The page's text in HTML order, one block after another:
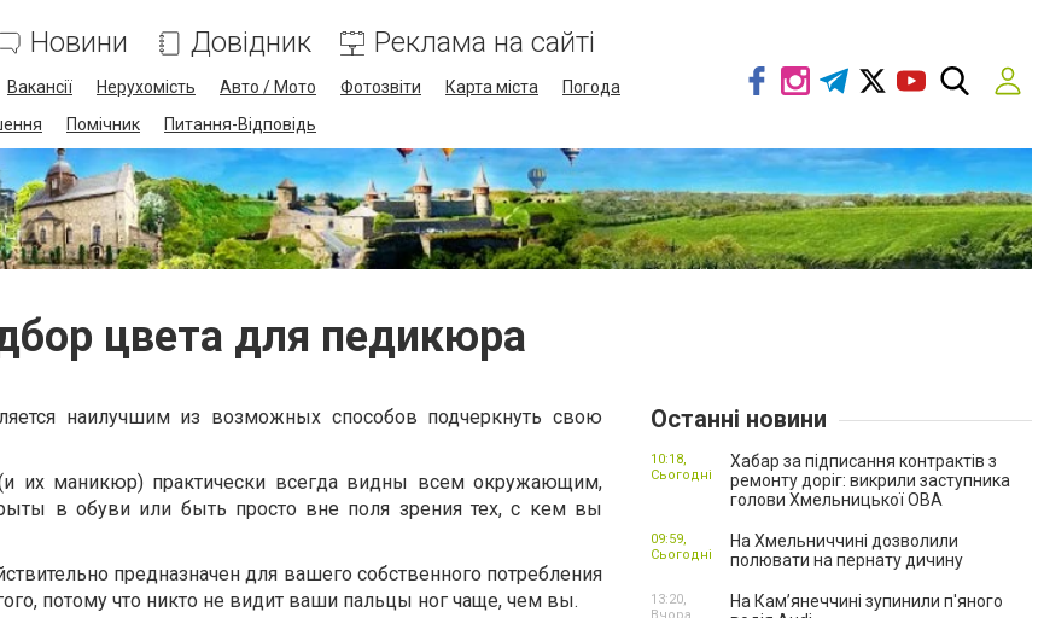
Новини Довідник Реклама на сайті
Вакансії Нерухомість Авто / Мото Фотозвіти Карта міста
Погода
Помічник Питання-Відповідь
цвета для педикюра
наилучшим из возможных способов подчеркнуть свою
их маникюр) практически всегда видны всем окружающим,
в обуви или быть просто вне поля зрения тех, с кем вы
предназначен для вашего собственного потребления
потому что никто не видит ваши пальцы ног чаще, чем вы.
Останні новини
Хабар за підписання контрактів з
ремонту доріг: викрили заступника
голови Хмельницької ОВА
10:18,
Сьогодні
На Хмельниччині дозволили
полювати на пернату дичину
09:59,
Сьогодні
На Камʼянеччині зупинили п'яного
13:20,